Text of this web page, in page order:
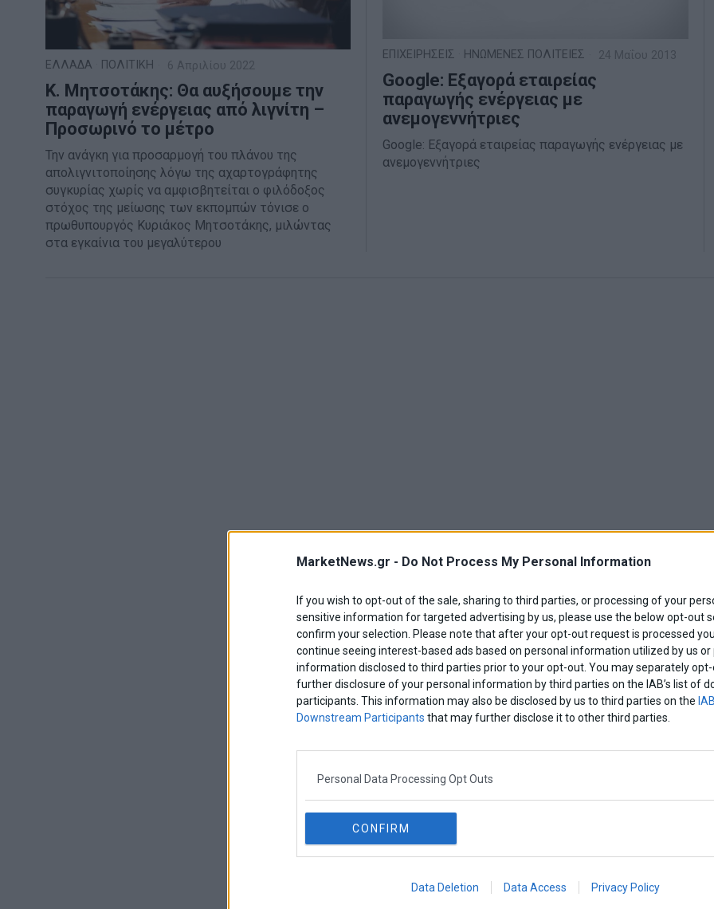
MarketNews.gr - Do Not Process My Personal Information
If you wish to opt-out of the sale, sharing to third parties, or processing of your
sensitive information for targeted advertising by us, please use the below opt-out
confirm your selection. Please note that after your opt-out request is processed
continue seeing interest-based ads based on personal information utilized by us or
information disclosed to third parties prior to your opt-out. You may separately
further disclosure of your personal information by third parties on the IAB’s list of
participants. This information may also be disclosed by us to third parties on the
Downstream Participants that may further disclose it to other third parties.
Personal Data Processing Opt Outs
CONFIRM
Data Deletion Data Access Privacy Policy
ΕΛΛΑΔΑ ΠΟΛΙΤΙΚΗ 6 Απριλίου 2022
Κ. Μητσοτάκης: Θα αυξήσουμε την
παραγωγή ενέργειας από λιγνίτη –
Προσωρινό το μέτρο
Την ανάγκη για προσαρμογή του πλάνου της
απολιγνιτοποίησης λόγω της αχαρτογράφητης
συγκυρίας χωρίς να αμφισβητείται ο φιλόδοξος
στόχος της μείωσης των εκπομπών τόνισε ο
πρωθυπουργός Κυριάκος Μητσοτάκης, μιλώντας
στα εγκαίνια του μεγαλύτερου
ΕΠΙΧΕΙΡΗΣΕΙΣ ΗΝΩΜΕΝΕΣ ΠΟΛΙΤΕΙΕΣ 24 Μαΐου 2013
Google: Εξαγορά εταιρείας
παραγωγής ενέργειας με
ανεμογεννήτριες
Google: Εξαγορά εταιρείας παραγωγής ενέργειας με
ανεμογεννήτριες